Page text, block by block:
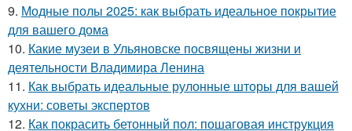
9. Модные полы 2025: как выбрать идеальное покрытие
для вашего дома
10. Какие музеи в Ульяновске посвящены жизни и
деятельности Владимира Ленина
11. Как выбрать идеальные рулонные шторы для вашей
кухни: советы экспертов
12. Как покрасить бетонный пол: пошаговая инструкция